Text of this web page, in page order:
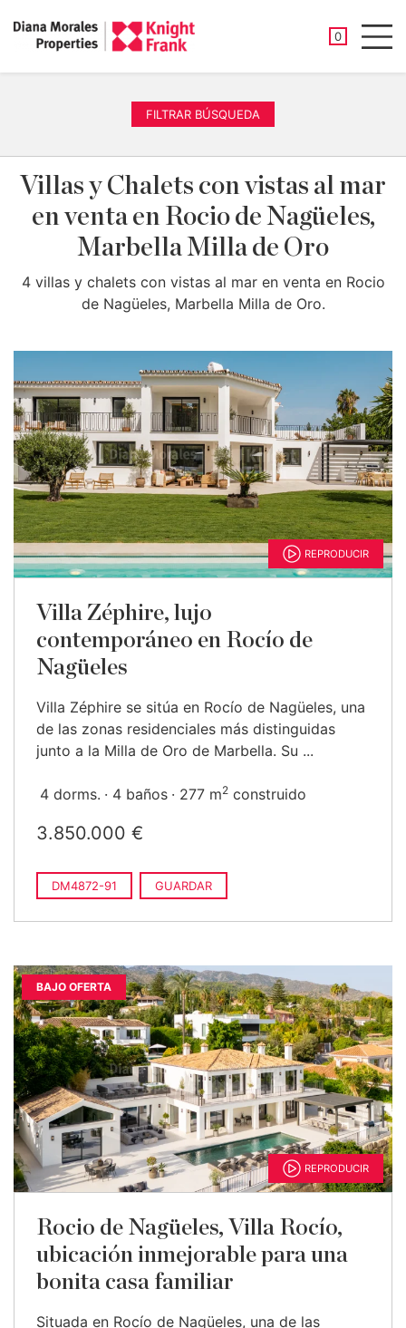
0
FILTRAR BÚSQUEDA
Villas y Chalets con vistas al mar
en venta en Rocio de Nagüeles,
Marbella Milla de Oro
4 villas y chalets con vistas al mar en venta en Rocio
de Nagüeles, Marbella Milla de Oro.
REPRODUCIR
Villa Zéphire, lujo
contemporáneo en Rocío de
Nagüeles
Villa Zéphire se sitúa en Rocío de Nagüeles, una
de las zonas residenciales más distinguidas
junto a la Milla de Oro de Marbella. Su ...
4 dorms. 4 baños 277 m2 construido
3.850.000 €
DM4872-91 GUARDAR
BAJO OFERTA
REPRODUCIR
Rocio de Nagüeles, Villa Rocío,
ubicación inmejorable para una
bonita casa familiar
Situada en Rocío de Nagüeles, una de las